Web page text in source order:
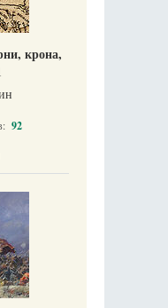
крона,
92